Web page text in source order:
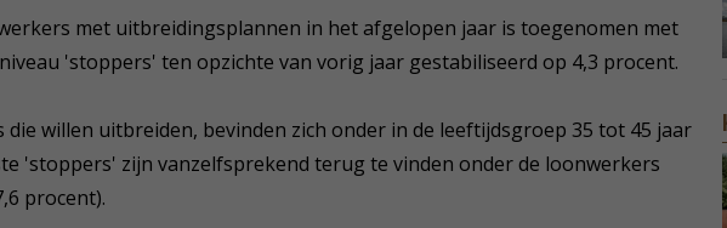
met uitbreidingsplannen in het afgelopen jaar is toegenomen met
'stoppers' ten opzichte van vorig jaar gestabiliseerd op 4,3 procent.
die willen uitbreiden, bevinden zich onder in de leeftijdsgroep 35 tot 45 jaar
'stoppers' zijn vanzelfsprekend terug te vinden onder de loonwerkers
procent).